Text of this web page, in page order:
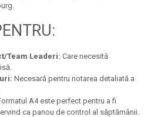
Team Leaderi: Care necesită
Necesară pentru notarea detaliată a
A4 este perfect pentru a fi
ca panou de control al săptămânii.